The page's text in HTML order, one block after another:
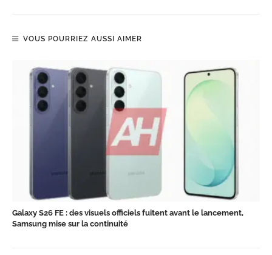
VOUS POURRIEZ AUSSI AIMER
Galaxy S26 FE : des visuels officiels fuitent avant le lancement,
Samsung mise sur la continuité